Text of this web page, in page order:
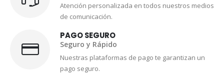
Atención personalizada en todos nuestros medios
de comunicación.
PAGO SEGURO
Seguro y Rápido
Nuestras plataformas de pago te garantizan un
pago seguro.